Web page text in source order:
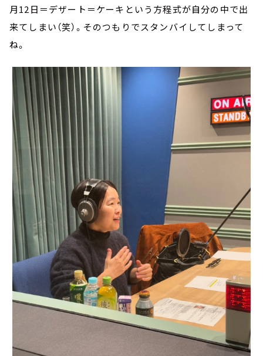
月12日＝デザート＝ケーキという方程式が自分の中で出
来てしまい（笑）。そのつもりでスタンバイしてしまって
ね。